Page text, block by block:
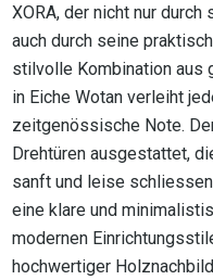
XORA, der nicht nur
auch durch seine
stilvolle Kombination aus
in Eiche Wotan verleiht
zeitgenössische Note.
Drehtüren ausgestattet,
sanft und leise
eine klare und
modernen
hochwertiger